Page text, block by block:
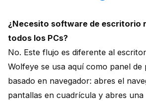
¿Necesito software de escritorio
todos los PCs?
No. Este flujo es diferente al
Wolfeye se usa aquí como panel de
basado en navegador: abres el
pantallas en cuadrícula y abres una